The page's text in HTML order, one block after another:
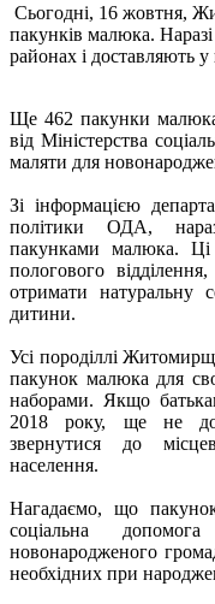
Сьогодні, 16 жовтня,
пакунків малюка.
районах і доставляють у
Ще 462 пакунки малюка
від Міністерства
маляти для
Зі інформацією
політики ОДА,
пакунками малюка.
пологового
отримати натуральну
дитини.
Усі породіллі
пакунок малюка для
наборами. Якщо
2018 року, ще не
звернутися до
населення.
Нагадаємо, що
соціальна
новонародженого
необхідних при